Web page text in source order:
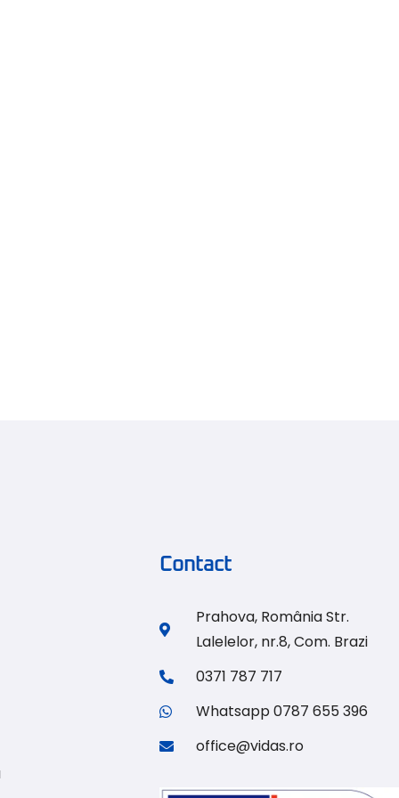
Contact
Prahova, România Str.
Lalelelor, nr.8, Com. Brazi
0371 787 717
Whatsapp 0787 655 396
office@vidas.ro